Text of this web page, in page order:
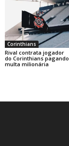
Corinthians
Rival contrata jogador
do Corinthians pagando
multa milionária